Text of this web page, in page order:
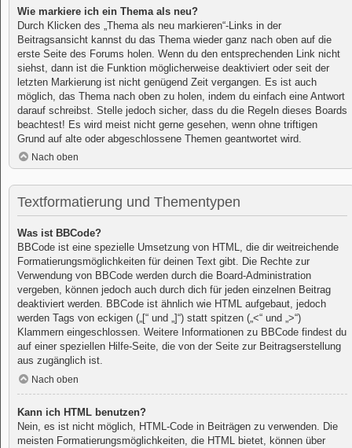
Wie markiere ich ein Thema als neu?
Durch Klicken des „Thema als neu markieren“-Links in der
Beitragsansicht kannst du das Thema wieder ganz nach oben auf die
erste Seite des Forums holen. Wenn du den entsprechenden Link nicht
siehst, dann ist die Funktion möglicherweise deaktiviert oder seit der
letzten Markierung ist nicht genügend Zeit vergangen. Es ist auch
möglich, das Thema nach oben zu holen, indem du einfach eine Antwort
darauf schreibst. Stelle jedoch sicher, dass du die Regeln dieses Boards
beachtest! Es wird meist nicht gerne gesehen, wenn ohne triftigen
Grund auf alte oder abgeschlossene Themen geantwortet wird.
Nach oben
Textformatierung und Thementypen
Was ist BBCode?
BBCode ist eine spezielle Umsetzung von HTML, die dir weitreichende
Formatierungsmöglichkeiten für deinen Text gibt. Die Rechte zur
Verwendung von BBCode werden durch die Board-Administration
vergeben, können jedoch auch durch dich für jeden einzelnen Beitrag
deaktiviert werden. BBCode ist ähnlich wie HTML aufgebaut, jedoch
werden Tags von eckigen („[“ und „]“) statt spitzen („<“ und „>“)
Klammern eingeschlossen. Weitere Informationen zu BBCode findest du
auf einer speziellen Hilfe-Seite, die von der Seite zur Beitragserstellung
aus zugänglich ist.
Nach oben
Kann ich HTML benutzen?
Nein, es ist nicht möglich, HTML-Code in Beiträgen zu verwenden. Die
meisten Formatierungsmöglichkeiten, die HTML bietet, können über